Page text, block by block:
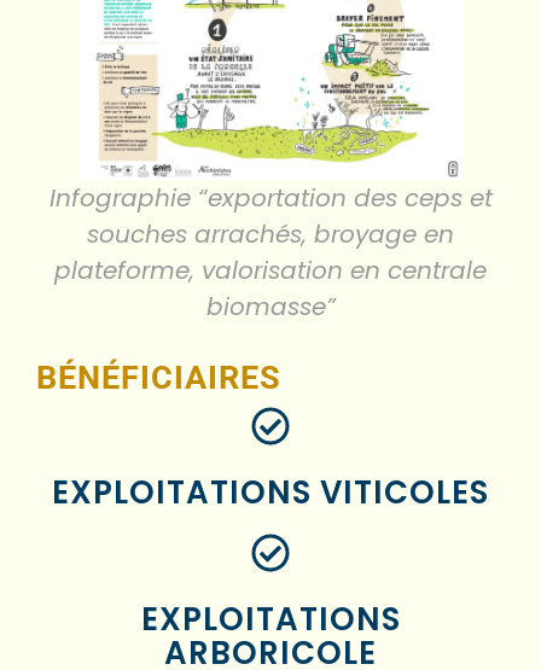
Infographie “exportation des ceps et
souches arrachés, broyage en
plateforme, valorisation en centrale
biomasse”
BÉNÉFICIAIRES​
EXPLOITATIONS VITICOLES
EXPLOITATIONS
ARBORICOLE